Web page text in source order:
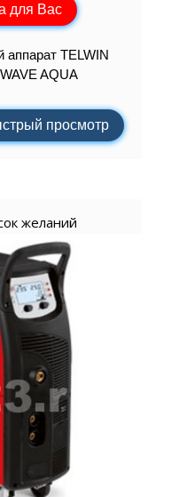
для Вас
аппарат TELWIN
AQUA
просмотр
желаний